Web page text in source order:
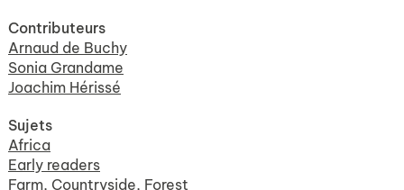
Contributeurs
Arnaud de Buchy
Sonia Grandame
Joachim Hérissé
Sujets
Africa
Early readers
Farm, Countryside, Forest